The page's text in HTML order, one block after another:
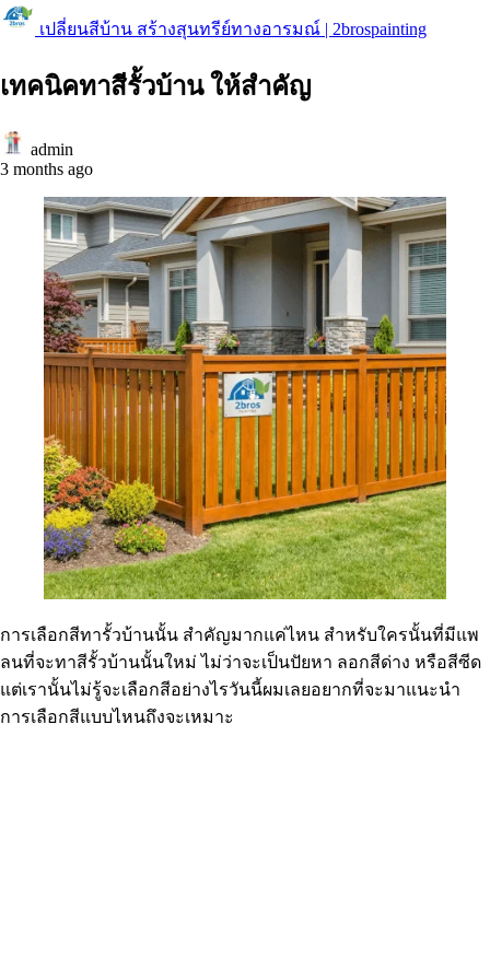
เปลี่ยนสีบ้าน สร้างสุนทรีย์ทางอารมณ์ | 2brospainting
เทคนิคทาสีรั้วบ้าน ให้สำคัญ
admin
3 months ago
การเลือกสีทารั้วบ้านนั้น สำคัญมากแค่ไหน สำหรับใครนั้นที่มีแพ
ลนที่จะทาสีรั้วบ้านนั้นใหม่ ไม่ว่าจะเป็นปัยหา ลอกสีด่าง หรือสีซีด
แต่เรานั้นไม่รู้จะเลือกสีอย่างไรวันนี้ผมเลยอยากที่จะมาแนะนำ
การเลือกสีแบบไหนถึงจะเหมาะ